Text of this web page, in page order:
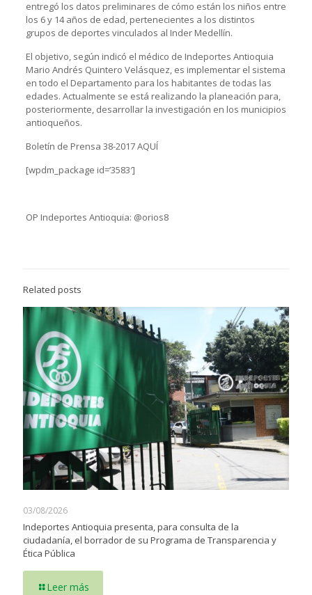
entregó los datos preliminares de cómo están los niños entre
los 6 y 14 años de edad, pertenecientes a los distintos
grupos de deportes vinculados al Inder Medellín.
El objetivo, según indicó el médico de Indeportes Antioquia
Mario Andrés Quintero Velásquez, es implementar el sistema
en todo el Departamento para los habitantes de todas las
edades. Actualmente se está realizando la planeación para,
posteriormente, desarrollar la investigación en los municipios
antioqueños.
Boletín de Prensa 38-2017 AQUÍ
[wpdm_package id=’3583′]
OP Indeportes Antioquia: @orios8
Related posts
03/08/2026
Indeportes Antioquia presenta, para consulta de la
ciudadanía, el borrador de su Programa de Transparencia y
Ética Pública
Leer más